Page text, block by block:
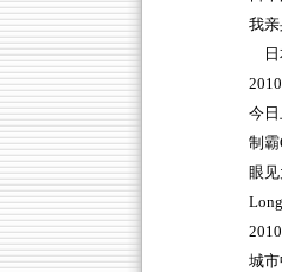
我
日
今
制
眼
城